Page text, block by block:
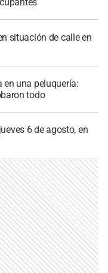
situación de calle en
una peluquería:
todo
6 de agosto, en